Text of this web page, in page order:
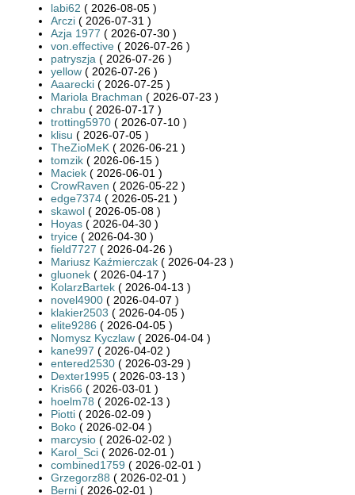
labi62 ( 2026-08-05 )
Arczi ( 2026-07-31 )
Azja 1977 ( 2026-07-30 )
von.effective ( 2026-07-26 )
patryszja ( 2026-07-26 )
yellow ( 2026-07-26 )
Aaarecki ( 2026-07-25 )
Mariola Brachman ( 2026-07-23 )
chrabu ( 2026-07-17 )
trotting5970 ( 2026-07-10 )
klisu ( 2026-07-05 )
TheZioMeK ( 2026-06-21 )
tomzik ( 2026-06-15 )
Maciek ( 2026-06-01 )
CrowRaven ( 2026-05-22 )
edge7374 ( 2026-05-21 )
skawol ( 2026-05-08 )
Hoyas ( 2026-04-30 )
tryice ( 2026-04-30 )
field7727 ( 2026-04-26 )
Mariusz Kaźmierczak ( 2026-04-23 )
gluonek ( 2026-04-17 )
KolarzBartek ( 2026-04-13 )
novel4900 ( 2026-04-07 )
klakier2503 ( 2026-04-05 )
elite9286 ( 2026-04-05 )
Nomysz Kyczlaw ( 2026-04-04 )
kane997 ( 2026-04-02 )
entered2530 ( 2026-03-29 )
Dexter1995 ( 2026-03-13 )
Kris66 ( 2026-03-01 )
hoelm78 ( 2026-02-13 )
Piotti ( 2026-02-09 )
Boko ( 2026-02-04 )
marcysio ( 2026-02-02 )
Karol_Sci ( 2026-02-01 )
combined1759 ( 2026-02-01 )
Grzegorz88 ( 2026-02-01 )
Berni ( 2026-02-01 )